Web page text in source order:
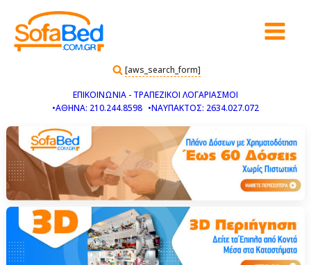
[aws_search_form]
ΕΠΙΚΟΙΝΩΝΙΑ - ΤΡΑΠΕΖΙΚΟΙ ΛΟΓΑΡΙΑΣΜΟΙ
•ΑΘΗΝΑ: 210.244.8598 •ΝΑΥΠΑΚΤΟΣ: 2634.027.072